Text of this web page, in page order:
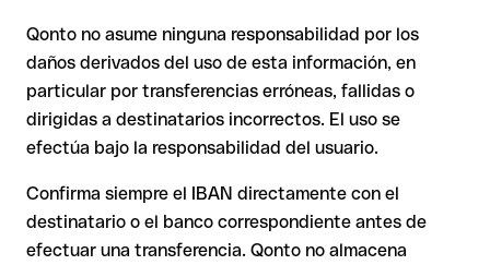
de prueba.
En transferencias internacionales fuera del espacio SEPA, la
recuperación es considerablemente más compleja y conlleva
comisiones .
Recomendación: Verifica cada IBAN antes de una
transferencia con nuestro IBAN Checker gratuito y, en caso
de duda, confírmalo directamente con el destinatario. Esta
precaución es especialmente importante con importes
elevados o nuevas relaciones comerciales.
Qonto no asume ninguna responsabilidad por los
daños derivados del uso de esta información, en
particular por transferencias erróneas, fallidas o
dirigidas a destinatarios incorrectos. El uso se
efectúa bajo la responsabilidad del usuario.
Confirma siempre el IBAN directamente con el
destinatario o el banco correspondiente antes de
efectuar una transferencia. Qonto no almacena